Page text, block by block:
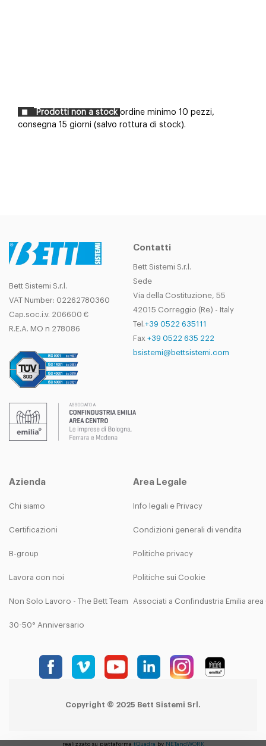
Prodotti non a stock ordine minimo 10 pezzi,
consegna 15 giorni (salvo rottura di stock).
Bett Sistemi S.r.l.
VAT Number: 02262780360
Cap.soc.i.v. 206600 €
R.E.A. MO n 278086
Contatti
Bett Sistemi S.r.l.
Sede
Via della Costituzione, 55
42015 Correggio (Re) - Italy
Tel.+39 0522 635111
Fax +39 0522 635 222
bsistemi@bettsistemi.com
Azienda
Chi siamo
Certificazioni
B-group
Lavora con noi
Non Solo Lavoro - The Bett Team
30-50° Anniversario
Area Legale
Info legali e Privacy
Condizioni generali di vendita
Politiche privacy
Politiche sui Cookie
Associati a Confindustria Emilia
Copyright © 2025 Bett Sistemi Srl.
realizzato su piattaforma tQuadra by NETandWORK